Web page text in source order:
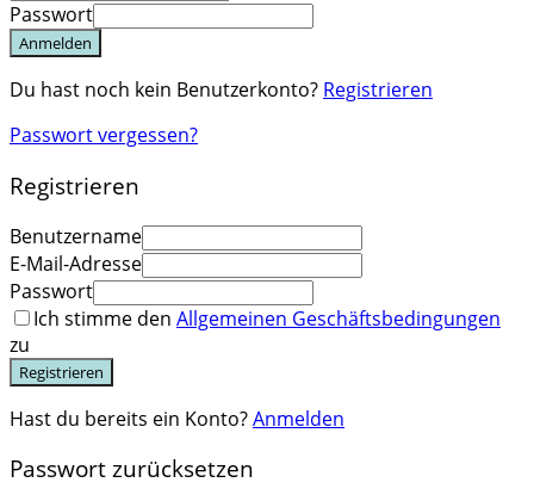
Passwort
Anmelden
Du hast noch kein Benutzerkonto? Registrieren
Passwort vergessen?
Registrieren
Benutzername
E-Mail-Adresse
Passwort
Ich stimme den Allgemeinen Geschäftsbedingungen
zu
Registrieren
Hast du bereits ein Konto?Anmelden
Passwort zurücksetzen